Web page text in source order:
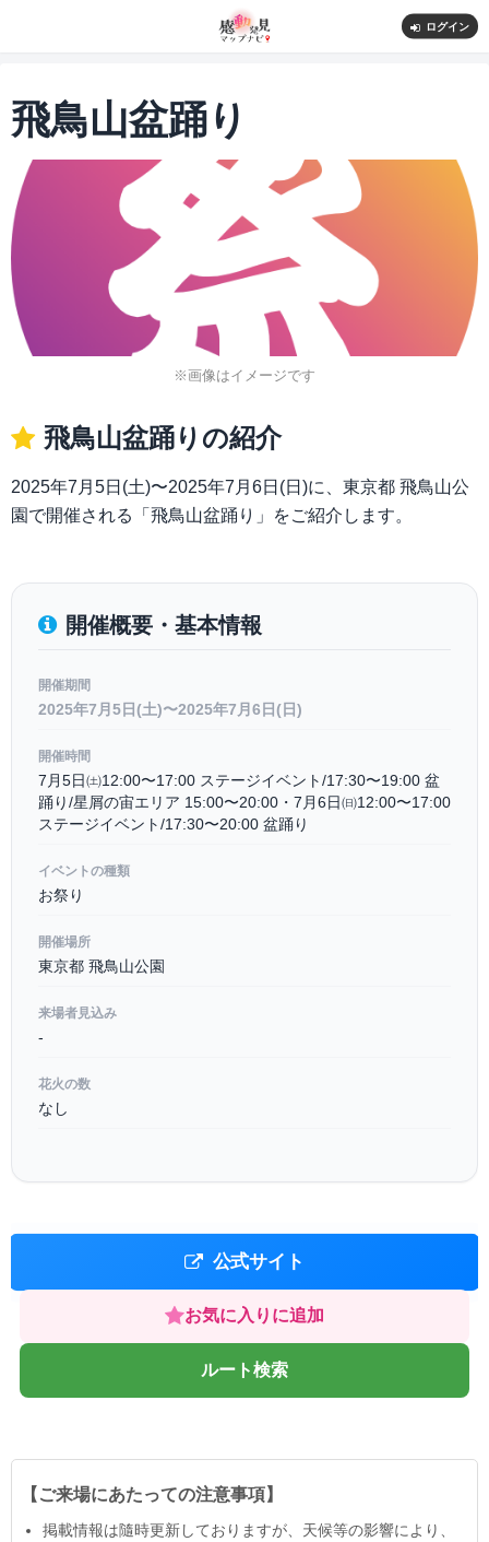
ログイン
飛鳥山盆踊り
※画像はイメージです
飛鳥山盆踊りの紹介
2025年7月5日(土)〜2025年7月6日(日)に、東京都 飛鳥山公
園で開催される「飛鳥山盆踊り」をご紹介します。
開催概要・基本情報
開催期間
2025年7月5日(土)〜2025年7月6日(日)
開催時間
7月5日㈯12:00〜17:00 ステージイベント/17:30〜19:00 盆
踊り/星屑の宙エリア 15:00〜20:00・7月6日㈰12:00〜17:00
ステージイベント/17:30〜20:00 盆踊り
イベントの種類
お祭り
開催場所
東京都 飛鳥山公園
来場者見込み
-
花火の数
なし
公式サイト
お気に入りに追加
ルート検索
【ご来場にあたっての注意事項】
掲載情報は隨時更新しておりますが、天候等の影響により、